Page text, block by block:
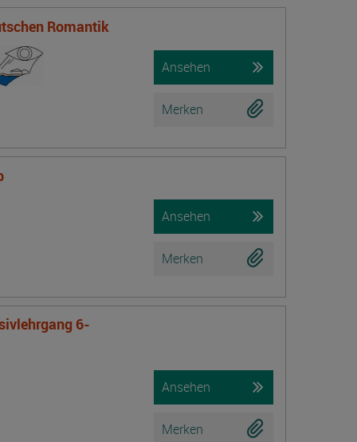
Romantik
Ansehen
Merken
Ansehen
Merken
6-
Ansehen
Merken